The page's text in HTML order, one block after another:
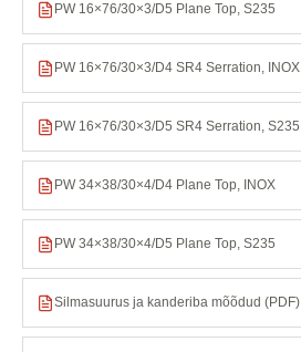
PW 16×76/30×3/D5 Plane Top, S235
PW 16×76/30×3/D4 SR4 Serration, INOX
PW 16×76/30×3/D5 SR4 Serration, S235
PW 34×38/30×4/D4 Plane Top, INOX
PW 34×38/30×4/D5 Plane Top, S235
Silmasuurus ja kanderiba mõõdud (PDF)